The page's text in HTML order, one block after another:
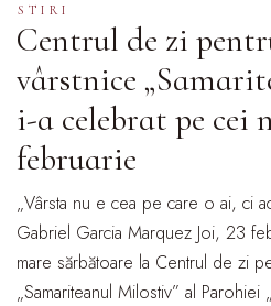
STIRI
Centrul de zi
vârstnice
i-a celebrat pe cei
februarie
„Vârsta nu e cea pe care o ai, ci
Gabriel Garcia Marquez Joi, 23
mare sărbătoare la Centrul de zi
„Samariteanul Milostiv” al Parohiei